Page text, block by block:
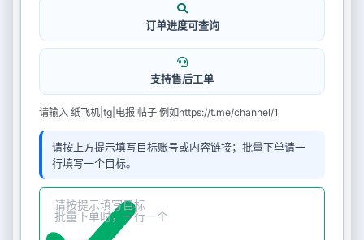
订单进度可查询
支持售后工单
请输入 纸飞机|tg|电报 帖子 例如https://t.me/channel/1
请按上方提示填写目标账号或内容链接；批量下单请一
行填写一个目标。